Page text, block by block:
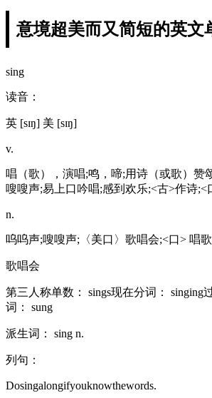
意境超美而又简短的英文
sing
读音：
英 [sɪŋ] 美 [sɪŋ]
v.
唱（歌），演唱;鸣，啼;用诗（或歌）赞
嗖嗖声;易上口吟唱;感到欢乐;<古>作诗;<
n.
呜呜声;嗖嗖声;〈美口〉歌唱会;<口> 唱
歌唱会
第三人称单数： sings现在分词： singing
词： sung
派生词： sing n.
列句：
Dosingalongifyouknowthewords.